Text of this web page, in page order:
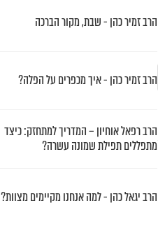
הרב זמיר כהן - שבת, מקור הברכה
הרב זמיר כהן - איך מכפרים על הפלה?
הרב רפאל אוחיון – המדריך למתחזק: כיצד
מתפללים תפילת שמונה עשרה?
הרב יגאל כהן - למה אנחנו מקיימים מצוות?